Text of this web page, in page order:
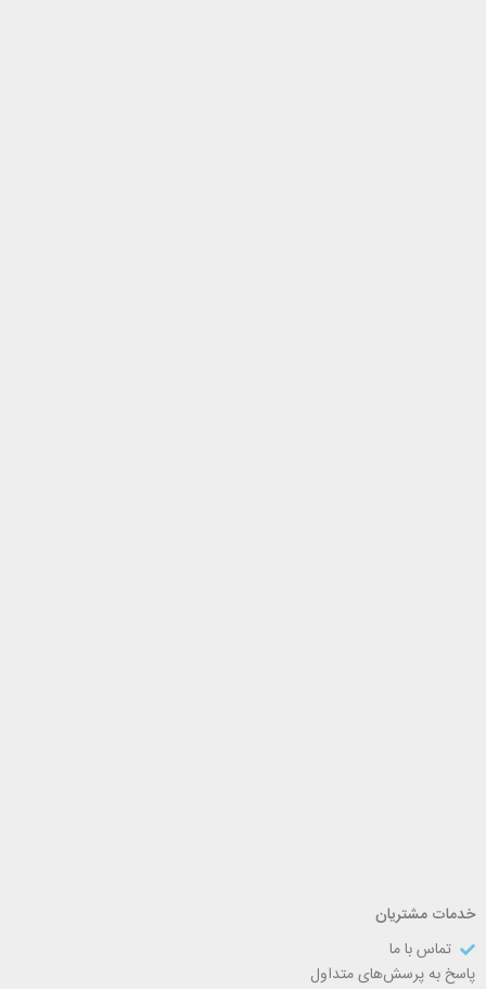
خدمات مشتریان
تماس با ما
پاسخ به پرسش‌های متداول